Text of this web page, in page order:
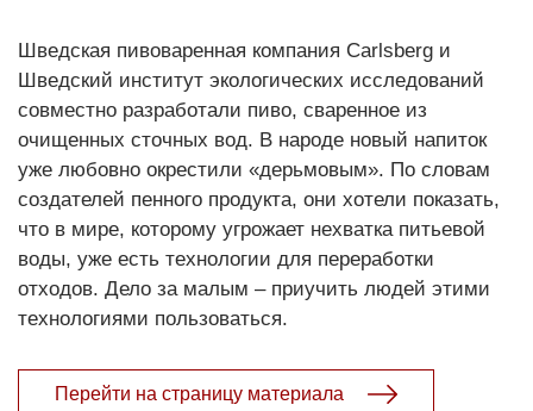
Шведская пивоваренная компания Carlsberg и
Шведский институт экологических исследований
совместно разработали пиво, сваренное из
очищенных сточных вод. В народе новый напиток
уже любовно окрестили «дерьмовым». По словам
создателей пенного продукта, они хотели показать,
что в мире, которому угрожает нехватка питьевой
воды, уже есть технологии для переработки
отходов. Дело за малым – приучить людей этими
технологиями пользоваться.
Перейти на страницу материала